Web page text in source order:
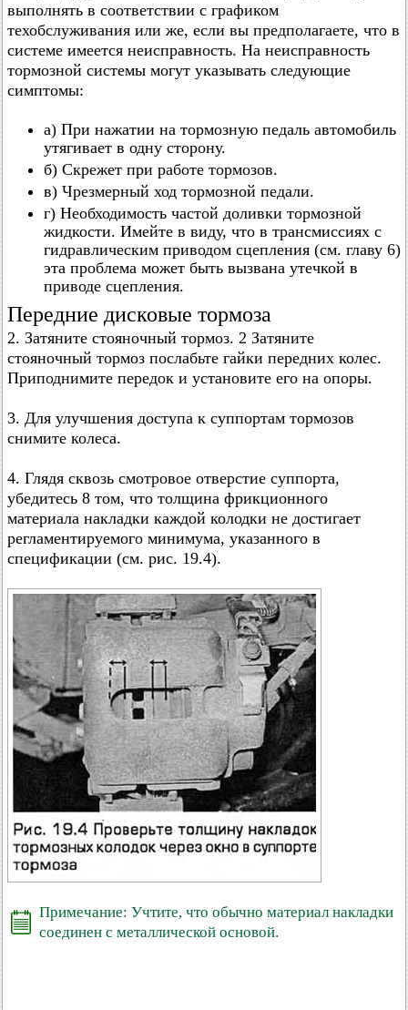
выполнять в соответствии с графиком
техобслуживания или же, если вы предполагаете, что в
системе имеется неисправность. На неисправность
тормозной системы могут указывать следующие
симптомы:
а) При нажатии на тормозную педаль автомобиль
утягивает в одну сторону.
б) Скрежет при работе тормозов.
в) Чрезмерный ход тормозной педали.
г) Необходимость частой доливки тормозной
жидкости. Имейте в виду, что в трансмиссиях с
гидравлическим приводом сцепления (см. главу 6)
эта проблема может быть вызвана утечкой в
приводе сцепления.
Передние дисковые тормоза
2. Затяните стояночный тормоз. 2 Затяните
стояночный тормоз послабьте гайки передних колес.
Приподнимите передок и установите его на опоры.
3. Для улучшения доступа к суппортам тормозов
снимите колеса.
4. Глядя сквозь смотровое отверстие суппорта,
убедитесь 8 том, что толщина фрикционного
материала накладки каждой колодки не достигает
регламентируемого минимума, указанного в
спецификации (см. рис. 19.4).
Примечание: Учтите, что обычно материал накладки
соединен с металлической основой.